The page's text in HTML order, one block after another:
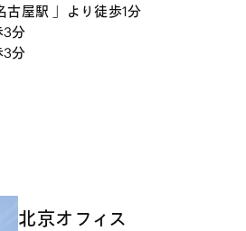
古屋駅 」より徒歩1分
3分
3分
北京オフィス